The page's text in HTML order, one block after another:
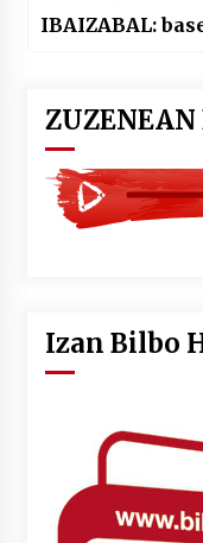
IBAIZABAL:
Izan Bilbo